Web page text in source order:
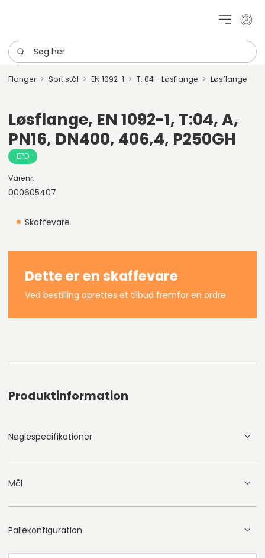
Mit
Søg her
Flanger Sort stål EN 1092-1 T: 04 - Løsflange Løsflange
Løsflange, EN 1092-1, T:04, A,
PN16, DN400, 406,4, P250GH
EPD
Varenr.
000605407
Skaffevare
Dette er en skaffevare
Ved bestilling oprettes et tilbud fremfor en ordre.
Produktinformation
Nøglespecifikationer
Mål
Pallekonfiguration